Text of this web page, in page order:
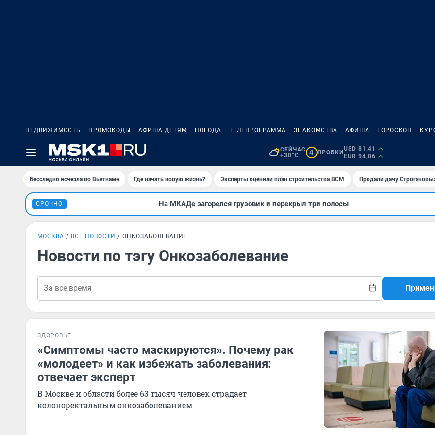
НЕДВИЖИМОСТЬ ПРОМОКОДЫ АФИША ДЕТЯМ ПОГОДА ТЕЛЕПРОГРАММА ЗНАКОМСТВА АФИША ГОРОСКОП
СЕЙЧАС
+30°C
4 ПРОБКИ
USD 81,41
EUR 94,06
Бесследно исчезла во Вьетнаме Где начать новую жизнь? Эксперты оценили план строительства ВСМ Продали дачу
СРОЧНО На МКАДе загорелся грузовик и перекрыл три полосы
МОСКВА ВСЕ НОВОСТИ ОНКОЗАБОЛЕВАНИЕ
Новости по тэгу Онкозаболевание
ЗДОРОВЬЕ
«Симптомы часто маскируются». Почему рак
«молодеет» и как избежать заболевания:
отвечает эксперт
В Москве и области более 63 тысяч человек страдает
колоноректальным онкозаболеванием